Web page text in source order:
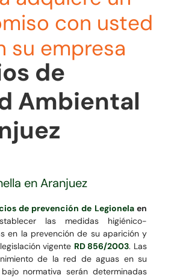
con usted
su empresa
de
Ambiental
en Aranjuez
de prevención de Legionelaen
las medidas higiénico-
en la prevención de su aparición y
vigente RD 856/2003. Las
de la red de aguas en su
normativa serán determinadas